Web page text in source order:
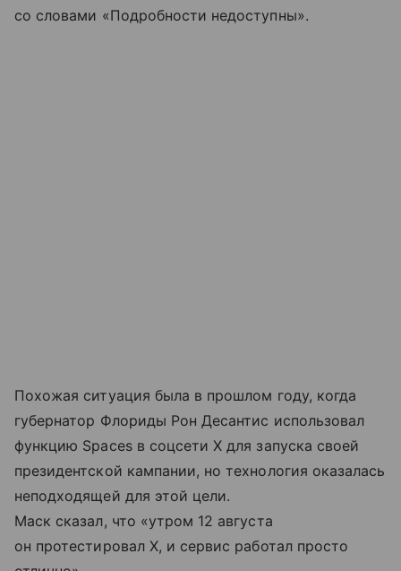
со словами «Подробности недоступны».
Похожая ситуация была в прошлом году, когда
губернатор Флориды Рон Десантис использовал
функцию Spaces в соцсети X для запуска своей
президентской кампании, но технология оказалась
неподходящей для этой цели.
Маск сказал, что «утром 12 августа
он протестировал X, и сервис работал просто